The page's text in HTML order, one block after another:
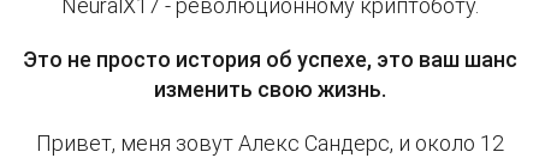
NeuralX17 - революционному криптоботу.
Это не просто история об успехе, это ваш шанс
изменить свою жизнь.
Привет, меня зовут Алекс Сандерс, и около 12